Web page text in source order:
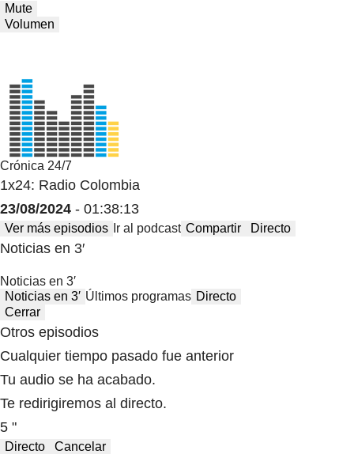
Mute
Volumen
Crónica 24/7
1x24: Radio Colombia
23/08/2024 - 01:38:13
Ver más episodios Ir al podcast Compartir Directo
Noticias en 3′
Noticias en 3′
Noticias en 3′ Últimos programas Directo
Cerrar
Otros episodios
Cualquier tiempo pasado fue anterior
Tu audio se ha acabado.
Te redirigiremos al directo.
5 "
Directo Cancelar